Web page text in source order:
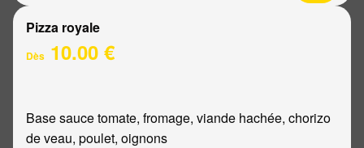
Pizza royale
Dès 10.00 €
Base sauce tomate, fromage, viande hachée, chorizo
de veau, poulet, oignons